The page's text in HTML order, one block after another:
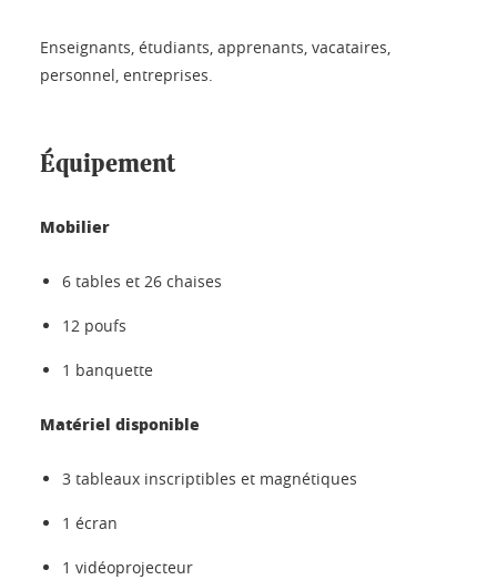
Enseignants, étudiants, apprenants, vacataires,
personnel, entreprises.
Équipement
Mobilier
6 tables et 26 chaises
12 poufs
1 banquette
Matériel disponible
3 tableaux inscriptibles et magnétiques
1 écran
1 vidéoprojecteur